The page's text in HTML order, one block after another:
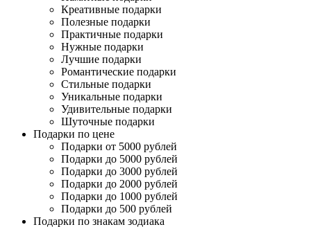
Креативные подарки
Полезные подарки
Практичные подарки
Нужные подарки
Лучшие подарки
Романтические подарки
Стильные подарки
Уникальные подарки
Удивительные подарки
Шуточные подарки
Подарки по цене
Подарки от 5000 рублей
Подарки до 5000 рублей
Подарки до 3000 рублей
Подарки до 2000 рублей
Подарки до 1000 рублей
Подарки до 500 рублей
Подарки по знакам зодиака